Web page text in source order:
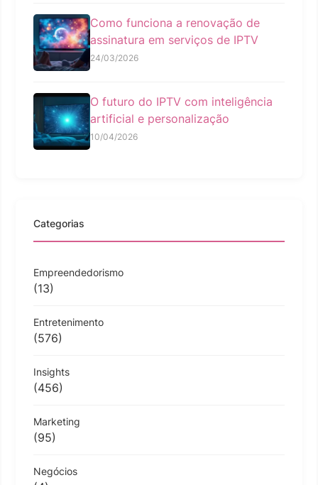
Como funciona a renovação de
assinatura em serviços de IPTV
24/03/2026
O futuro do IPTV com inteligência
artificial e personalização
10/04/2026
Categorias
Empreendedorismo
(13)
Entretenimento
(576)
Insights
(456)
Marketing
(95)
Negócios